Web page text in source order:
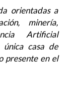
orientadas a
minería,
Artificial
casa de
presente en el